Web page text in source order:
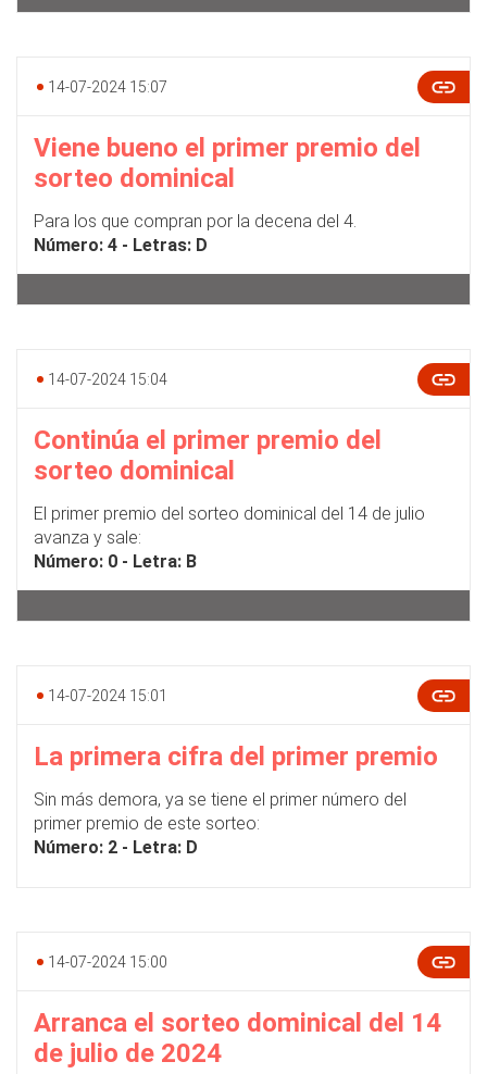
14-07-2024 15:07
Viene bueno el primer premio del
sorteo dominical
Para los que compran por la decena del 4.
Número: 4 - Letras: D
14-07-2024 15:04
Continúa el primer premio del
sorteo dominical
El primer premio del sorteo dominical del 14 de julio
avanza y sale:
Número: 0 - Letra: B
14-07-2024 15:01
La primera cifra del primer premio
Sin más demora, ya se tiene el primer número del
primer premio de este sorteo:
Número: 2 - Letra: D
14-07-2024 15:00
Arranca el sorteo dominical del 14
de julio de 2024